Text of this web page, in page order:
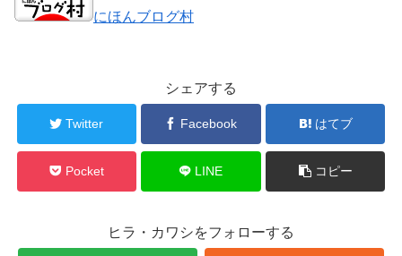
にほんブログ村
シェアする
Twitter Facebook はてブ
Pocket LINE コピー
ヒラ・カワシをフォローする